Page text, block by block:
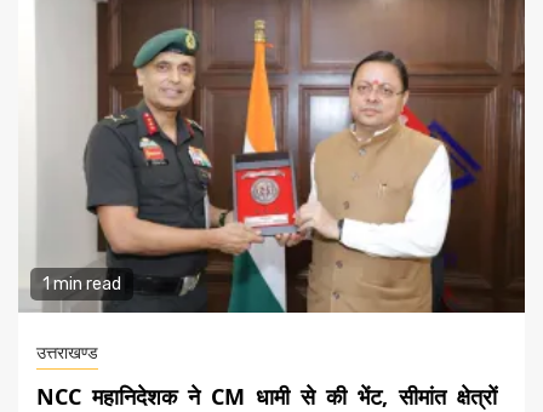
1 min read
उत्तराखण्ड
NCC महानिदेशक ने CM धामी से की भेंट, सीमांत क्षेत्रों